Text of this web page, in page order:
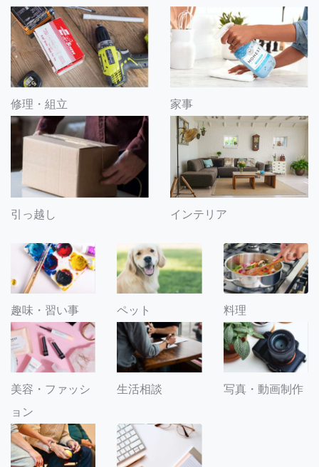
修理・組立 家事
引っ越し インテリア
趣味・習い事 ペット 料理
美容・ファッシ
ョン
生活相談 写真・動画制作